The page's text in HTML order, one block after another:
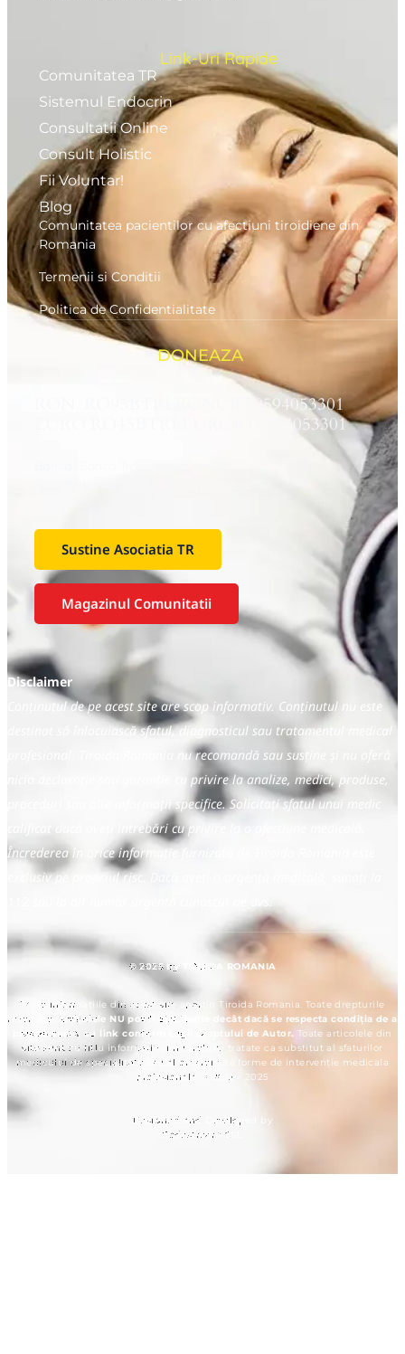
Link-Uri Rapide
Comunitatea TR
Sistemul Endocrin
Consultatii Online
Consult Holistic
Fii Voluntar!
Blog
Comunitatea pacientilor cu afectiuni tiroidiene din
Romania
Termenii si Conditii
Politica de Confidentialitate
DONEAZA
RON RO95BTRLRONCRT0594053301
EURO RO45BTRLEURCRT0594053301
Sustine Asociatia TR
Magazinul Comunitatii
Disclaimer
Conținutul de pe acest site are scop informativ. Conținutul nu este
destinat să înlocuiască sfatul, diagnosticul sau tratamentul medical
profesional. Tiroida Romania nu recomandă sau susține și nu oferă
nicio declarație sau garanție cu privire la analize, medici, produse,
proceduri sau alte informații specifice. Solicitați sfatul unui medic
calificat dacă aveți întrebări cu privire la o afecțiune medicală.
Încrederea în orice informație furnizată de Tiroida Romania este
exclusiv pe propriul risc. Dacă aveți o urgență medicală, sunați la
© 2025 by TIROIDA ROMANIA
Toate informațiile din acest site aparțin Tiroida Romania. Toate drepturile
rezervate. Articolele NU pot fi distribuite decât dacă se respecta condiția de a
preciza sursa, cu link conform Legii Dreptului de Autor. Toate articolele din
site sunt cu titlu informativ și nu trebuie tratate ca substitut al sfaturilor
medicului de specialitate sau al orcarei alte forme de intervenție medicala
profesionala. © 2012 - 2025
Designed and Developed by
Codestream SRL